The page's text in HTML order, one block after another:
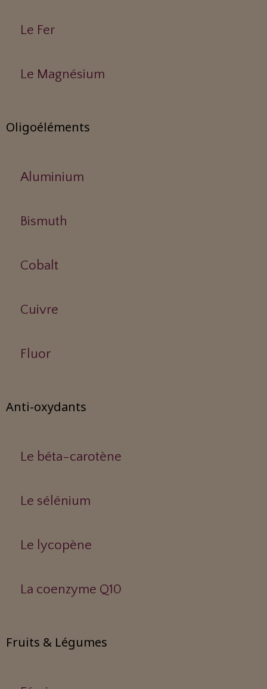
Le Fer
Le Magnésium
Oligoéléments
Aluminium
Bismuth
Cobalt
Cuivre
Fluor
Anti-oxydants
Le béta-carotène
Le sélénium
Le lycopène
La coenzyme Q10
Fruits & Légumes